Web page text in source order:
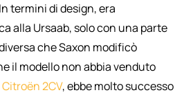
termini di design, era
alla Ursaab, solo con una parte
che Saxon modificò
il modello non abbia venduto
Citroën2CV, ebbe molto successo